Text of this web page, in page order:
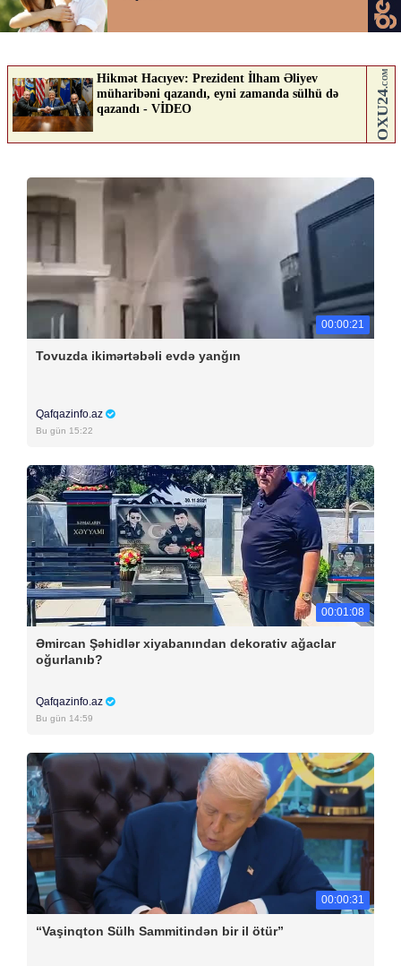
00:00:21
Tovuzda ikimərtəbəli evdə yanğın
Qafqazinfo.az
Bu gün 15:22
00:01:08
Əmircan Şəhidlər xiyabanından dekorativ ağaclar
oğurlanıb?
Qafqazinfo.az
Bu gün 14:59
00:00:31
“Vaşinqton Sülh Sammitindən bir il ötür”